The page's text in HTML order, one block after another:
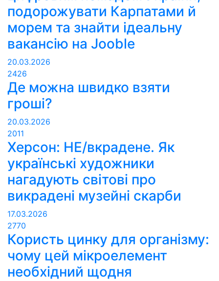
подорожувати Карпатами й
морем та знайти ідеальну
вакансію на Jooble
20.03.2026
2426
Де можна швидко взяти
гроші?
20.03.2026
2011
Херсон: НЕ/вкрадене. Як
українські художники
нагадують світові про
викрадені музейні скарби
17.03.2026
2770
Користь цинку для організму:
чому цей мікроелемент
необхідний щодня